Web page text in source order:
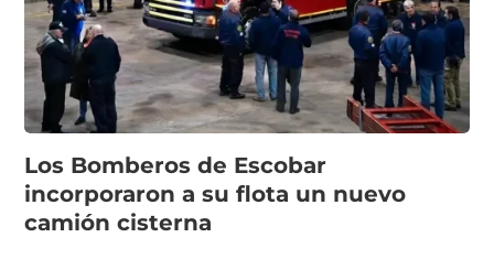
Los Bomberos de Escobar
incorporaron a su flota un nuevo
camión cisterna